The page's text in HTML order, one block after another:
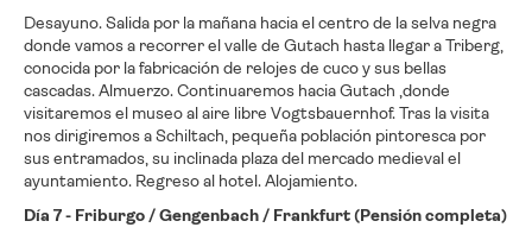
Desayuno. Salida por la mañana hacia el centro de la selva negra
donde vamos a recorrer el valle de Gutach hasta llegar a Triberg,
conocida por la fabricación de relojes de cuco y sus bellas
cascadas. Almuerzo. Continuaremos hacia Gutach ,donde
visitaremos el museo al aire libre Vogtsbauernhof. Tras la visita
nos dirigiremos a Schiltach, pequeña población pintoresca por
sus entramados, su inclinada plaza del mercado medieval el
ayuntamiento. Regreso al hotel. Alojamiento.
Día 7 - Friburgo / Gengenbach / Frankfurt (Pensión completa)